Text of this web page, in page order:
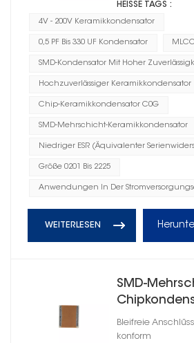
HEISSE TAGS :
4V - 200V Keramikkondensator
0,5 PF Bis 330 UF Kondensator
SMD-Kondensator Mit Hoher
Hochzuverlässiger Keramikkondensator
Chip-Keramikkondensator C0G
SMD-Mehrschicht-Keramikkondensator
Niedriger ESR (Äquivalenter
Größe 0201 Bis 2225
Anwendungen In Der
WEITERLESEN
SMD-
Bleifreie
konform